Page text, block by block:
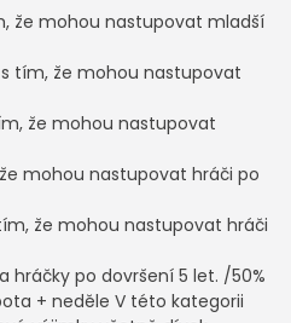
že mohou nastupovat mladší
s tím, že mohou nastupovat
že mohou nastupovat
mohou nastupovat hráči po
že mohou nastupovat hráči
hráčky po dovršení 5 let. /50%
+ neděle V této kategorii